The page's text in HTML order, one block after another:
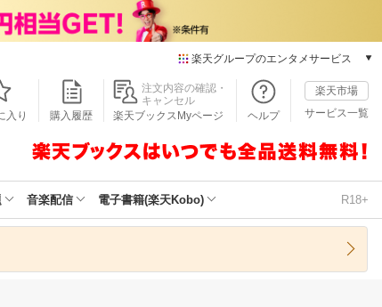
楽天グループのエンタメサービス
本/ゲーム/CD/DVD
楽天ブックス
楽天Kobo
楽天ミュージック
楽天TV
入り 購入履歴
注文内容の確認・
キャンセル
楽天ブックスMyページ
ヘルプ
楽天市場
サービス一覧
音楽配信 電子書籍(楽天Kobo) R18+